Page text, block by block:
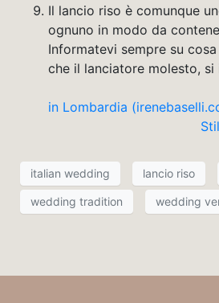
Il lancio riso è comunque
ognuno in modo da
Informatevi sempre su
che il
in Lombardia
italian wedding lancio riso
wedding tradition wedding